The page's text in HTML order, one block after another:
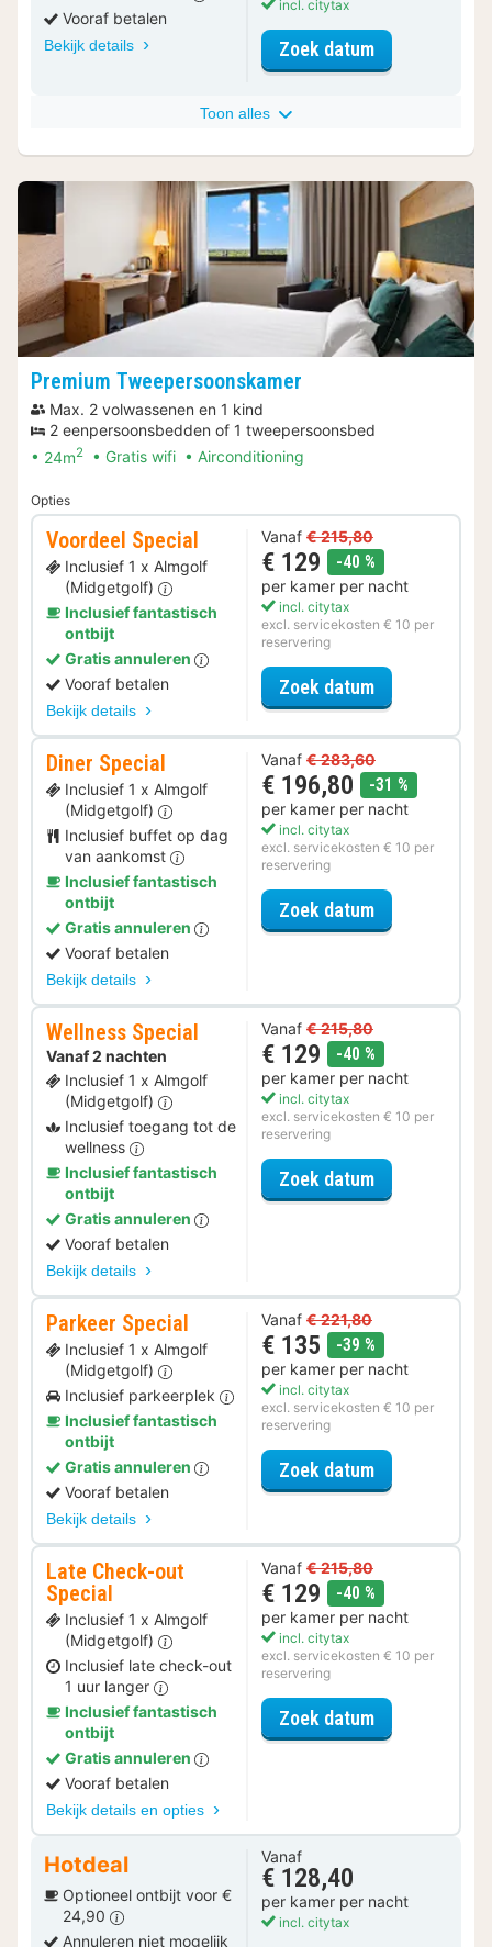
Vooraf betalen
Bekijk details
incl. citytax
Zoek datumvoor
Toon alles
Premium Tweepersoonskamer
Max. 2 volwassenen en 1 kind
2 eenpersoonsbedden of 1 tweepersoonsbed
24m2 Gratis wifi Airconditioning
Opties
Voordeel Special
Inclusief 1 x Almgolf
(Midgetgolf)
Inclusief fantastisch
ontbijt
Gratis annuleren
Vooraf betalen
Bekijk details
Vanaf € 215,80
€ 129 -40 %
per kamer per nacht
incl. citytax
excl. servicekosten € 10 per
reservering
Zoek datumvoor Voordeel
Diner Special
Inclusief 1 x Almgolf
(Midgetgolf)
Inclusief buffet op dag
van aankomst
Inclusief fantastisch
ontbijt
Gratis annuleren
Vooraf betalen
Bekijk details
Vanaf € 283,60
€ 196,80 -31 %
per kamer per nacht
incl. citytax
excl. servicekosten € 10 per
reservering
Zoek datumvoor Diner
Wellness Special
Vanaf 2 nachten
Inclusief 1 x Almgolf
(Midgetgolf)
Inclusief toegang tot de
wellness
Inclusief fantastisch
ontbijt
Gratis annuleren
Vooraf betalen
Bekijk details
Vanaf € 215,80
€ 129 -40 %
per kamer per nacht
incl. citytax
excl. servicekosten € 10 per
reservering
Zoek datumvoor Wellness
Parkeer Special
Inclusief 1 x Almgolf
(Midgetgolf)
Inclusief parkeerplek
Inclusief fantastisch
ontbijt
Gratis annuleren
Vooraf betalen
Bekijk details
Vanaf € 221,80
€ 135 -39 %
per kamer per nacht
incl. citytax
excl. servicekosten € 10 per
reservering
Zoek datumvoor Parkeer
Late Check-out
Special
Inclusief 1 x Almgolf
(Midgetgolf)
Inclusief late check-out
1 uur langer
Inclusief fantastisch
ontbijt
Gratis annuleren
Vooraf betalen
Bekijk details en opties
Vanaf € 215,80
€ 129 -40 %
per kamer per nacht
incl. citytax
excl. servicekosten € 10 per
reservering
Zoek datumvoor Late
Hotdeal
Optioneel ontbijt voor €
24,90
Annuleren niet mogelijk
Vanaf
€ 128,40
per kamer per nacht
incl. citytax